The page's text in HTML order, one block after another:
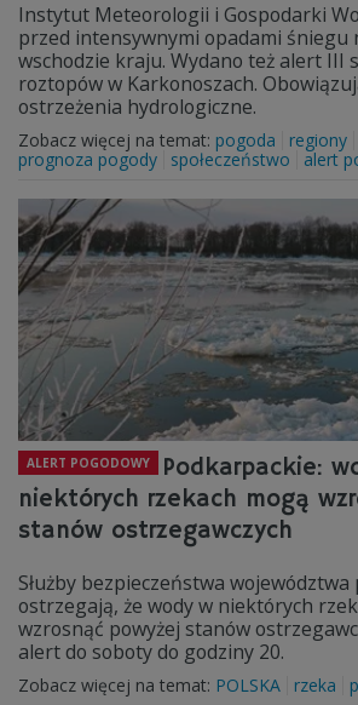
Instytut Meteorologii i Gospodarki
przed intensywnymi opadami śniegu
wschodzie kraju. Wydano też alert III
roztopów w Karkonoszach.
ostrzeżenia hydrologiczne.
Zobacz więcej na temat: pogoda regiony
prognoza pogody
społeczeństwo alert
ALERT POGODOWY
Podkarpackie:
niektórych rzekach mogą
stanów ostrzegawczych
Służby bezpieczeństwa
ostrzegają, że wody w niektórych
wzrosnąć powyżej stanów
alert do soboty do godziny 20.
Zobacz więcej na temat: POLSKA rzeka